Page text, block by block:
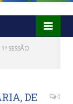
SESSÃO
DE
0